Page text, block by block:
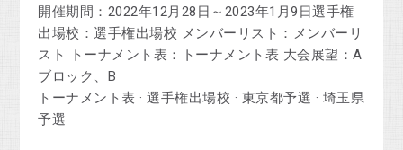
開催期間：2022年12月28日～2023年1月9日選手権
出場校：選手権出場校 メンバーリスト：メンバーリ
スト トーナメント表：トーナメント表 大会展望：A
ブロック、B
‎トーナメント表 · ‎選手権出場校 · ‎東京都予選 · ‎埼玉県
予選